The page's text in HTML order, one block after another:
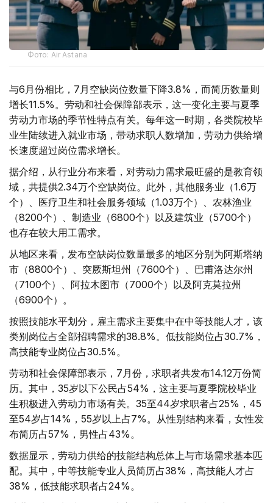
Фото: Air Astana
与6月份相比，7月空缺岗位数量下降3.8%，而简历数量则
增长11.5%。劳动和社会保障部表示，这一变化主要与夏季
劳动力市场的季节性特点有关。每年这一时期，各类院校毕
业生陆续进入就业市场，带动求职人数增加，劳动力供给增
长速度超过岗位需求增长。
据介绍，从行业分布来看，对劳动力需求最旺盛的是教育领
域，共提供2.34万个空缺岗位。此外，其他服务业（1.6万
个）、医疗卫生和社会服务领域（1.03万个）、农林渔业
（8200个）、制造业（6800个）以及建筑业（5700个）
也存在较大用工需求。
从地区来看，发布空缺岗位数量最多的地区分别为阿斯塔纳
市（8800个）、突厥斯坦州（7600个）、巴甫洛达尔州
（7100个）、阿拉木图市（7000个）以及阿克莫拉州
（6900个）。
按照技能水平划分，雇主需求主要集中在中等技能人才，该
类别岗位占全部招聘需求的38.8%。低技能岗位占30.7%，
高技能专业岗位占30.5%。
劳动和社会保障部表示，7月份，求职者共发布14.12万份简
历。其中，35岁以下公民占54%，这主要与夏季院校毕业
生积极进入劳动力市场有关。35至44岁求职者占25%，45
至54岁占14%，55岁以上占7%。从性别结构来看，女性发
布简历占57%，男性占43%。
数据显示，劳动力供给的技能结构总体上与市场需求基本匹
配。其中，中等技能专业人员简历占38%，高技能人才占
38%，低技能求职者占24%。